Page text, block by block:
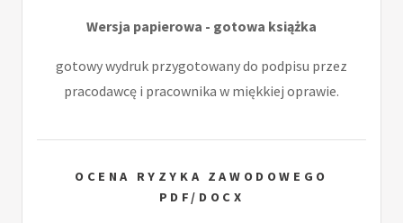
Wersja papierowa - gotowa książka
gotowy wydruk przygotowany do podpisu przez
pracodawcę i pracownika w miękkiej oprawie.
OCENA RYZYKA ZAWODOWEGO
PDF/DOCX